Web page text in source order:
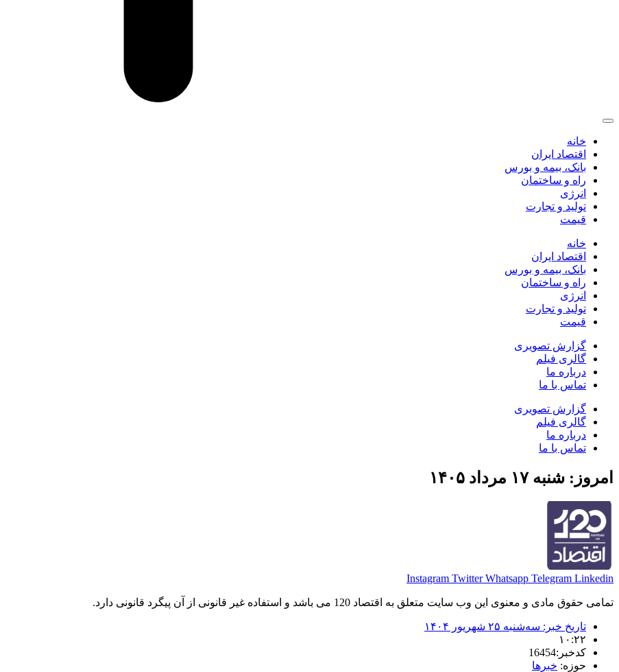
خانه
اقتصاد ایران
بانک، بیمه و بورس
راه و ساختمان
انرژی
تولید و تجارت
قیمت
خانه
اقتصاد ایران
بانک، بیمه و بورس
راه و ساختمان
انرژی
تولید و تجارت
قیمت
گزارش تصویری
گالری فیلم
درباره ما
تماس با ما
گزارش تصویری
گالری فیلم
درباره ما
تماس با ما
امروز: شنبه ۱۷ مرداد ۱۴۰۵
Instagram Twitter Whatsapp Telegram Linkedin
تمامی حقوق مادی و معنوی این وب سایت متعلق به اقتصاد 120 می باشد و استفاده غیر قانونی از آن پیگرد قانونی دارد.
تاریخ خبر: سه‌شنبه ۲۵ شهریور ۱۴۰۴
۱۰:۲۲
کدخبر:16454
حوزه: خبرها